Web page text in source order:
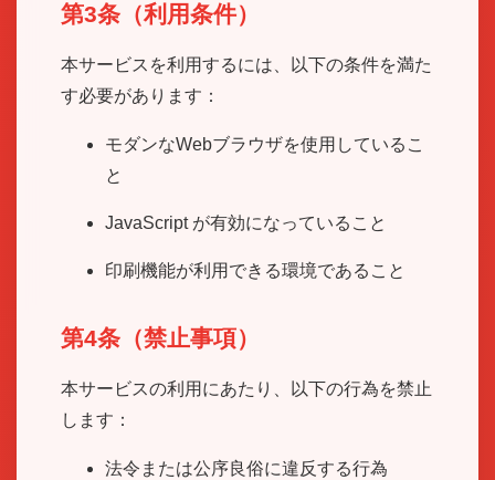
第3条（利用条件）
本サービスを利用するには、以下の条件を満た
す必要があります：
モダンなWebブラウザを使用しているこ
と
JavaScript が有効になっていること
印刷機能が利用できる環境であること
第4条（禁止事項）
本サービスの利用にあたり、以下の行為を禁止
します：
法令または公序良俗に違反する行為